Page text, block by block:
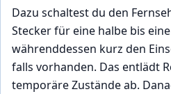
Dazu schaltest du den
Stecker für eine halbe bis
währenddessen kurz den
falls vorhanden. Das entlädt
temporäre Zustände ab.